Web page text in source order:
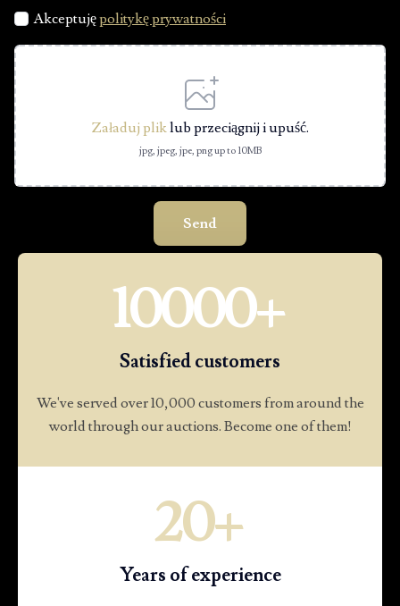
Akceptujępolitykę prywatności
Załaduj pliklub przeciągnij i upuść.
jpg, jpeg, jpe, png up to 10MB
Send
10000+
Satisfied customers
We've served over 10,000 customers from around the
world through our auctions. Become one of them!
20+
Years of experience